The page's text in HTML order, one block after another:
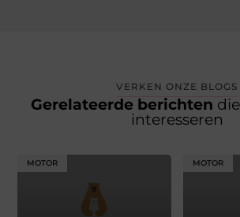
VERKEN ONZE BLOGS
Gerelateerde berichten
interesseren
MOTOR MOTOR